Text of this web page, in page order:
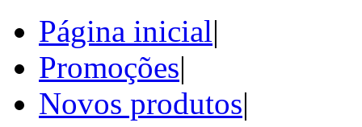
Página inicial|
Promoções|
Novos produtos|